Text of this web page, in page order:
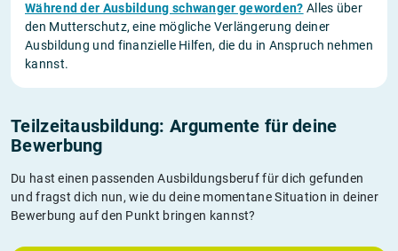
Während der Ausbildung schwanger geworden? Alles über
den Mutterschutz, eine mögliche Verlängerung deiner
Ausbildung und finanzielle Hilfen, die du in Anspruch nehmen
kannst.
Teilzeitausbildung: Argumente für deine
Bewerbung
Du hast einen passenden Ausbildungsberuf für dich gefunden
und fragst dich nun, wie du deine momentane Situation in deiner
Bewerbung auf den Punkt bringen kannst?